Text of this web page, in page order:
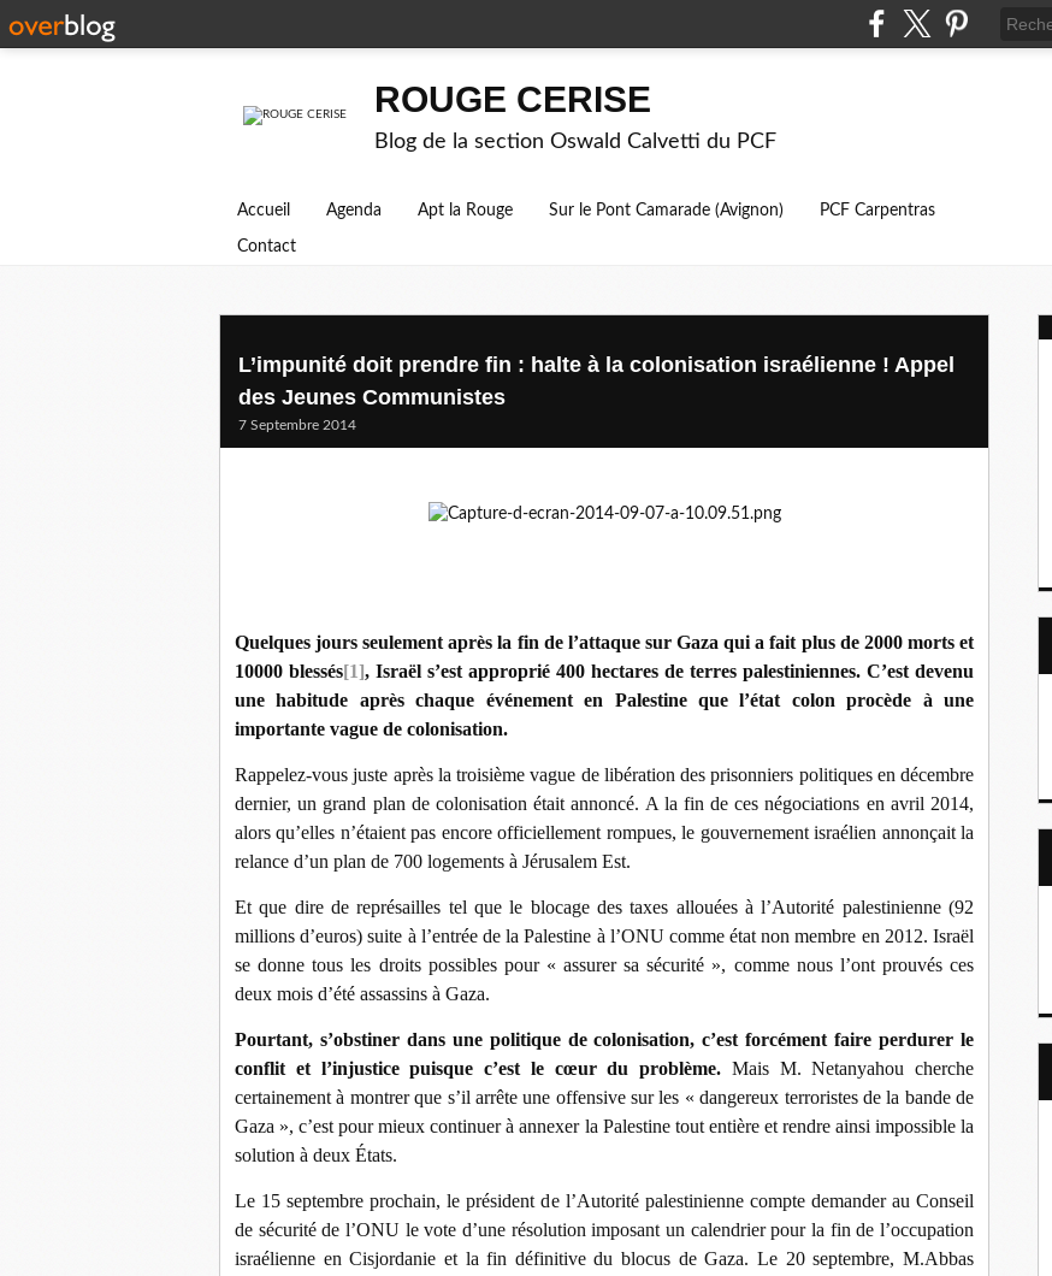
ROUGE CERISE
Blog de la section Oswald Calvetti du PCF
Accueil Agenda Apt la Rouge Sur le Pont Camarade (Avignon) PCF Carpentras
Contact
L’impunité doit prendre fin : halte à la colonisation israélienne ! Appel
des Jeunes Communistes
7 Septembre 2014
Quelques jours seulement après la fin de l’attaque sur Gaza qui a fait plus de 2000 morts et
10000 blessés[1], Israël s’est approprié 400 hectares de terres palestiniennes. C’est devenu
une habitude après chaque événement en Palestine que l’état colon procède à une
importante vague de colonisation.
Rappelez-vous juste après la troisième vague de libération des prisonniers politiques en décembre
dernier, un grand plan de colonisation était annoncé. A la fin de ces négociations en avril 2014,
alors qu’elles n’étaient pas encore officiellement rompues, le gouvernement israélien annonçait la
relance d’un plan de 700 logements à Jérusalem Est.
Et que dire de représailles tel que le blocage des taxes allouées à l’Autorité palestinienne (92
millions d’euros) suite à l’entrée de la Palestine à l’ONU comme état non membre en 2012. Israël
se donne tous les droits possibles pour « assurer sa sécurité », comme nous l’ont prouvés ces
deux mois d’été assassins à Gaza.
Pourtant, s’obstiner dans une politique de colonisation, c’est forcément faire perdurer le
conflit et l’injustice puisque c’est le cœur du problème. Mais M. Netanyahou cherche
certainement à montrer que s’il arrête une offensive sur les « dangereux terroristes de la bande de
Gaza », c’est pour mieux continuer à annexer la Palestine tout entière et rendre ainsi impossible la
solution à deux États.
Le 15 septembre prochain, le président de l’Autorité palestinienne compte demander au Conseil
de sécurité de l’ONU le vote d’une résolution imposant un calendrier pour la fin de l’occupation
israélienne en Cisjordanie et la fin définitive du blocus de Gaza. Le 20 septembre, M.Abbas